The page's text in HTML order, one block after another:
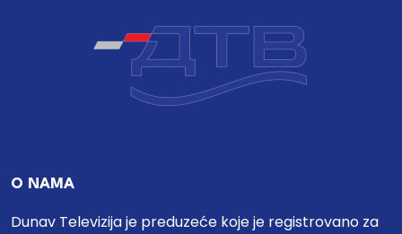
O NAMA
Dunav Televizija je preduzeće koje je registrovano za